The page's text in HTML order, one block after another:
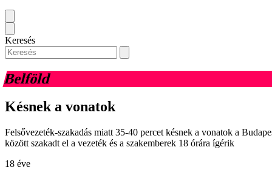
Keresés
Belföld
Késnek a vonatok
Felsővezeték-szakadás miatt 35-40 percet késnek a vonatok a
között szakadt el a vezeték és a szakemberek 18 órára ígérik
18 éve